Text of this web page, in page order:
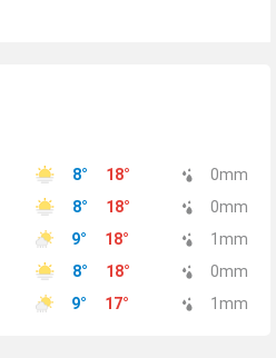
8° 18° 0mm
8° 18° 0mm
9° 18° 1 mm
8° 18° 0mm
9° 17° 1 mm